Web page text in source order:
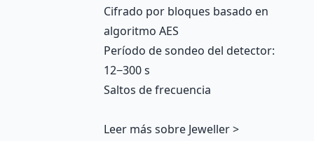
Cifrado por bloques basado en
algoritmo AES
Período de sondeo del detector:
12−300 s
Saltos de frecuencia
Leer más sobre Jeweller >